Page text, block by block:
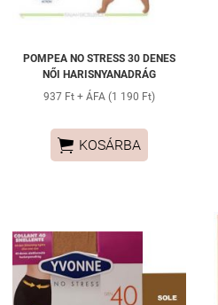
POMPEA NO STRESS 30 DENES
NŐI HARISNYANADRÁG
937 Ft + ÁFA (1 190 Ft)
 KOSÁRBA